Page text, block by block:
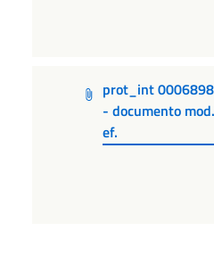
prot_int
- documento
ef.